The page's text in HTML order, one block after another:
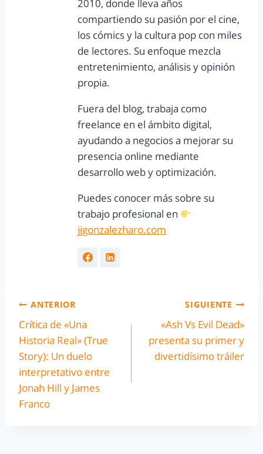
2010, donde lleva años
compartiendo su pasión por el cine,
los cómics y la cultura pop con miles
de lectores. Su enfoque mezcla
entretenimiento, análisis y opinión
propia.
Fuera del blog, trabaja como
freelance en el ámbito digital,
ayudando a negocios a mejorar su
presencia online mediante
desarrollo web y optimización.
Puedes conocer más sobre su
trabajo profesional en
jjgonzalezharo.com
ANTERIOR
Crítica de «Una
Historia Real» (True
Story): Un duelo
interpretativo entre
Jonah Hill y James
Franco
SIGUIENTE
«Ash Vs Evil Dead»
presenta su primer y
divertidísimo tráiler